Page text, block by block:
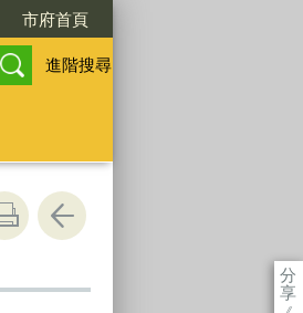
市府首頁
進階搜尋
分
享